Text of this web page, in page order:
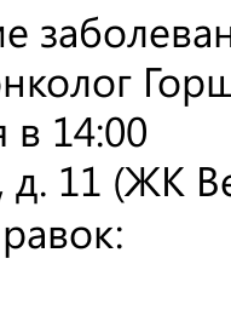
в 14:00
д. 11 (ЖК